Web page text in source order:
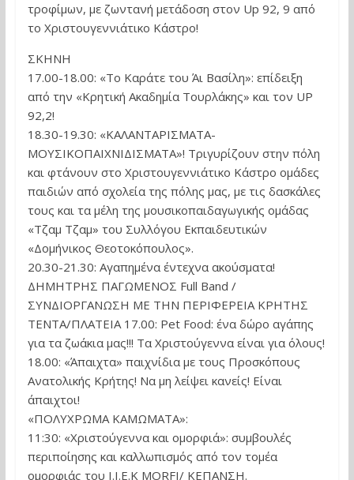
τροφίμων, με ζωντανή μετάδοση στον Up 92, 9 από
το Χριστουγεννιάτικο Κάστρο!
ΣΚΗΝΗ
17.00-18.00: «Το Καράτε του Άι Βασίλη»: επίδειξη
από την «Κρητική Ακαδημία Τουρλάκης» και τον UP
92,2!
18.30-19.30: «ΚΑΛΑΝΤΑΡΙΣΜΑΤΑ-
ΜΟΥΣΙΚΟΠΑΙΧΝΙΔΙΣΜΑΤΑ»! Τριγυρίζουν στην πόλη
και φτάνουν στο Χριστουγεννιάτικο Κάστρο ομάδες
παιδιών από σχολεία της πόλης μας, με τις δασκάλες
τους και τα μέλη της μουσικοπαιδαγωγικής ομάδας
«Τζαμ Τζαμ» του Συλλόγου Εκπαιδευτικών
«Δομήνικος Θεοτοκόπουλος».
20.30-21.30: Αγαπημένα έντεχνα ακούσματα!
ΔΗΜΗΤΡΗΣ ΠΑΓΩΜΕΝΟΣ Full Band /
ΣΥΝΔΙΟΡΓΑΝΩΣΗ ΜΕ ΤΗΝ ΠΕΡΙΦΕΡΕΙΑ ΚΡΗΤΗΣ
ΤΕΝΤΑ/ΠΛΑΤΕΙΑ 17.00: Pet Food: ένα δώρο αγάπης
για τα ζωάκια μας!!! Τα Χριστούγεννα είναι για όλους!
18.00: «Άπαιχτα» παιχνίδια με τους Προσκόπους
Ανατολικής Κρήτης! Να μη λείψει κανείς! Είναι
άπαιχτοι!
«ΠΟΛΥΧΡΩΜΑ ΚΑΜΩΜΑΤΑ»:
11:30: «Χριστούγεννα και ομορφιά»: συμβουλές
περιποίησης και καλλωπισμός από τον τομέα
ομορφιάς του Ι.Ι.Ε.Κ MORFI/ ΚΕΠΑΝΣΗ.